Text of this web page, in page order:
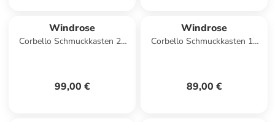
Windrose
Corbello Schmuckkasten 25
99,00 €
Windrose
Corbello Schmuckkasten 11
89,00 €